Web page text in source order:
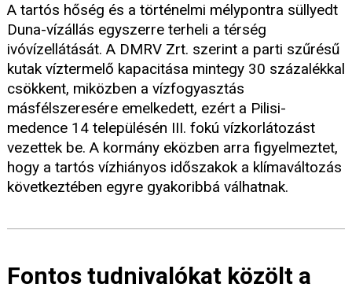
A tartós hőség és a történelmi mélypontra süllyedt
Duna-vízállás egyszerre terheli a térség
ivóvízellátását. A DMRV Zrt. szerint a parti szűrésű
kutak víztermelő kapacitása mintegy 30 százalékkal
csökkent, miközben a vízfogyasztás
másfélszeresére emelkedett, ezért a Pilisi-
medence 14 településén III. fokú vízkorlátozást
vezettek be. A kormány eközben arra figyelmeztet,
hogy a tartós vízhiányos időszakok a klímaváltozás
következtében egyre gyakoribbá válhatnak.
Fontos tudnivalókat közölt a